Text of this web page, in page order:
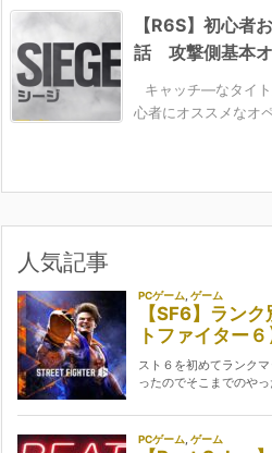
【R6S】初心者
話 攻撃側基本
キャッチ―なタイ
心者にオススメなオ
人気記事